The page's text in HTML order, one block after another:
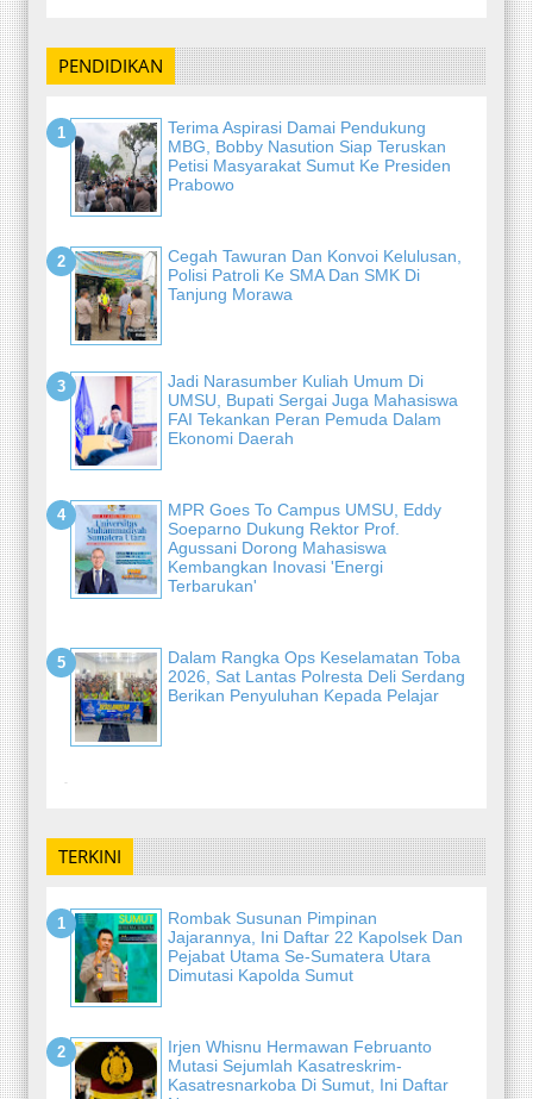
PENDIDIKAN
Terima Aspirasi Damai Pendukung
MBG, Bobby Nasution Siap Teruskan
Petisi Masyarakat Sumut Ke Presiden
Prabowo
Cegah Tawuran Dan Konvoi Kelulusan,
Polisi Patroli Ke SMA Dan SMK Di
Tanjung Morawa
Jadi Narasumber Kuliah Umum Di
UMSU, Bupati Sergai Juga Mahasiswa
FAI Tekankan Peran Pemuda Dalam
Ekonomi Daerah
MPR Goes To Campus UMSU, Eddy
Soeparno Dukung Rektor Prof.
Agussani Dorong Mahasiswa
Kembangkan Inovasi 'Energi
Terbarukan'
Dalam Rangka Ops Keselamatan Toba
2026, Sat Lantas Polresta Deli Serdang
Berikan Penyuluhan Kepada Pelajar
-
TERKINI
Rombak Susunan Pimpinan
Jajarannya, Ini Daftar 22 Kapolsek Dan
Pejabat Utama Se-Sumatera Utara
Dimutasi Kapolda Sumut
Irjen Whisnu Hermawan Februanto
Mutasi Sejumlah Kasatreskrim-
Kasatresnarkoba Di Sumut, Ini Daftar